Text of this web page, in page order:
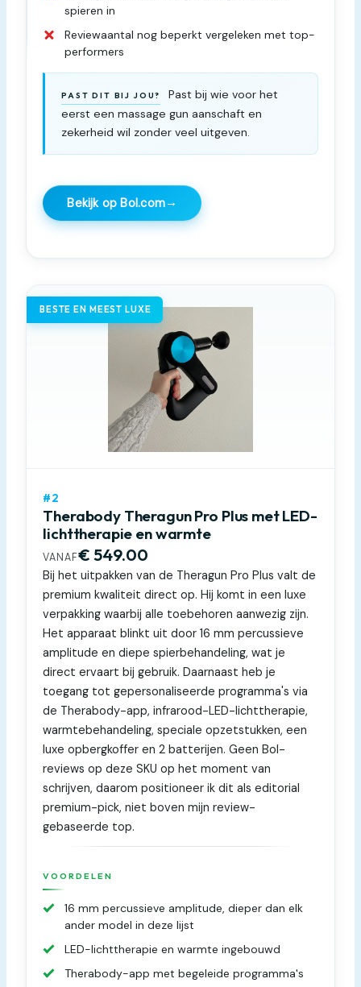
spieren in
Reviewaantal nog beperkt vergeleken met top-
performers
PAST DIT BIJ JOU?
Past bij wie voor het
eerst een massage gun aanschaft en
zekerheid wil zonder veel uitgeven.
Bekijk op Bol.com→
BESTE EN MEEST LUXE
#2
Therabody Theragun Pro Plus met LED-
lichttherapie en warmte
VANAF€ 549.00
Bij het uitpakken van de Theragun Pro Plus valt de
premium kwaliteit direct op. Hij komt in een luxe
verpakking waarbij alle toebehoren aanwezig zijn.
Het apparaat blinkt uit door 16 mm percussieve
amplitude en diepe spierbehandeling, wat je
direct ervaart bij gebruik. Daarnaast heb je
toegang tot gepersonaliseerde programma's via
de Therabody-app, infrarood-LED-lichttherapie,
warmtebehandeling, speciale opzetstukken, een
luxe opbergkoffer en 2 batterijen. Geen Bol-
reviews op deze SKU op het moment van
schrijven, daarom positioneer ik dit als editorial
premium-pick, niet boven mijn review-
gebaseerde top.
VOORDELEN
16 mm percussieve amplitude, dieper dan elk
ander model in deze lijst
LED-lichttherapie en warmte ingebouwd
Therabody-app met begeleide programma's